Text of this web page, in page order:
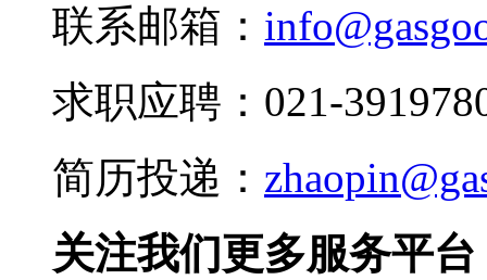
联系邮箱：
求职应聘：021-
简历投递：
关注我们更多服务平台